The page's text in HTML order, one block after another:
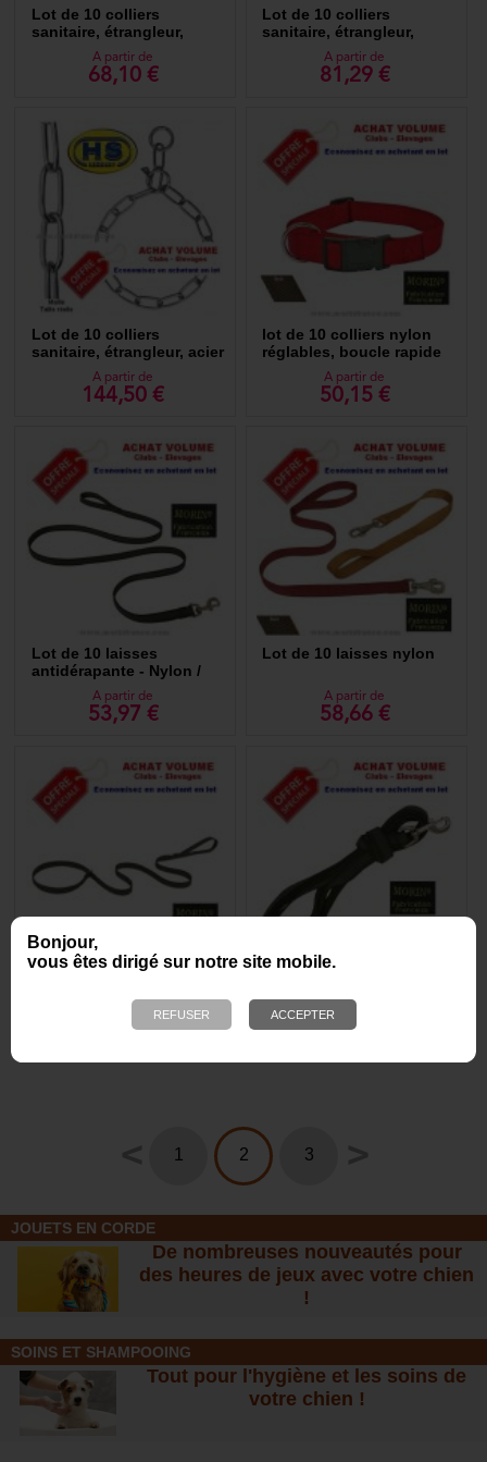
Bonjour,
vous êtes dirigé sur notre site mobile.
Lot de 10 colliers
sanitaire, étrangleur,
chromés - Qualité Pro HS
A partir de
68,10 €
Lot de 10 colliers
sanitaire, étrangleur,
chromés. - Qualité Pro HS
A partir de
81,29 €
Lot de 10 colliers
sanitaire, étrangleur, acier
INOX - Qualité Pro HS
A partir de
144,50 €
lot de 10 colliers nylon
réglables, boucle rapide
A partir de
50,15 €
Lot de 10 laisses
antidérapante - Nylon /
A partir de
53,97 €
Lot de 10 laisses nylon
A partir de
58,66 €
10 laisses lasso nylon
67,15 €
Lot de 10 longes
Gomme A partir de
99,45 €
1 2 3
JOUETS EN CORDE
De nombreuses nouveautés pour
des heures de jeux avec votre chien
!
SOINS ET SHAMPOOING
Tout pour l'hygiène et les soins de
votre chien !